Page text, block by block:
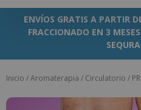
ENVÍOS GRATIS A PARTIR
FRACCIONADO EN 3
SEQURA
Inicio /Aromaterapia / Circulatorio /